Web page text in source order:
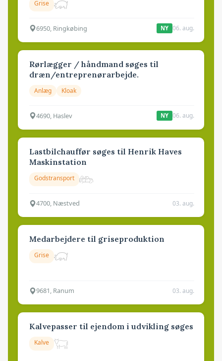
Grise
6950, Ringkøbing NY 06. aug.
Rørlægger / håndmand søges til
dræn/entreprenørarbejde.
Anlæg Kloak
4690, Haslev NY 06. aug.
Lastbilchauffør søges til Henrik Haves
Maskinstation
Godstransport
4700, Næstved 03. aug.
Medarbejdere til griseproduktion
Grise
9681, Ranum 03. aug.
Kalvepasser til ejendom i udvikling søges
Kalve